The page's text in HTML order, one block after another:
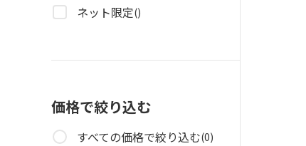
ネット限定()
価格で絞り込む
すべての価格で絞り込む(0)